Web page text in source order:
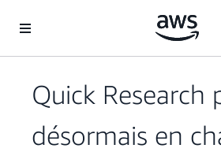
Quick Research
désormais en